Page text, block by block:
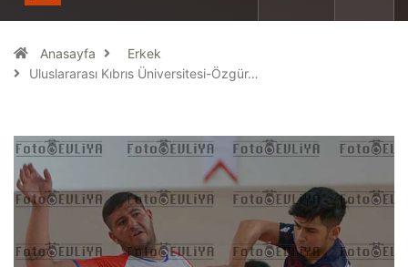
Anasayfa
Erkek
Uluslararası Kıbrıs Üniversitesi-Özgür…